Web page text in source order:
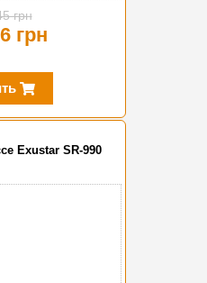
грн
грн
Exustar SR-990